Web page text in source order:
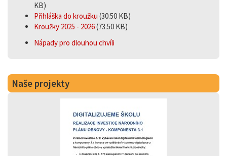
KB)
Přihláška do kroužku (30.50 KB)
Kroužky 2025 - 2026(73.50 KB)
Nápady pro dlouhou chvíli
Naše projekty